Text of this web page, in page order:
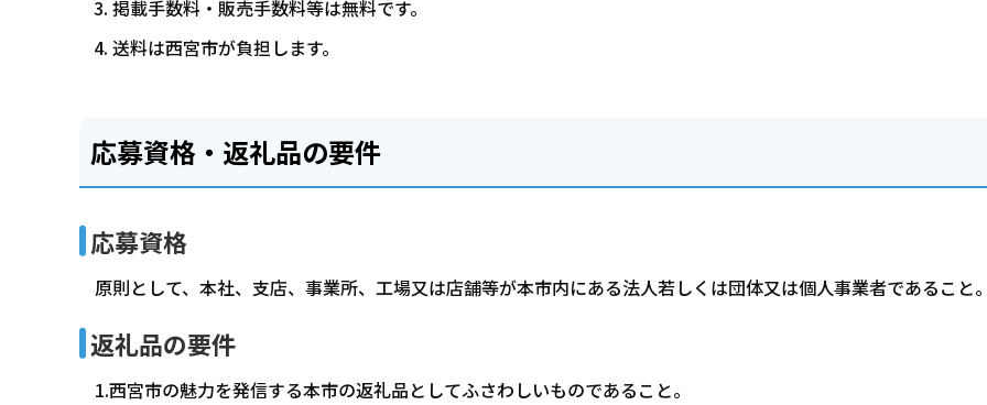
掲載手数料・販売手数料等は無料です。
送料は西宮市が負担します。
応募資格・返礼品の要件
応募資格
原則として、本社、支店、事業所、工場又は店舗等が本市内にある法人若しくは団体又は個人事業者であること
返礼品の要件
1.西宮市の魅力を発信する本市の返礼品としてふさわしいものであること。